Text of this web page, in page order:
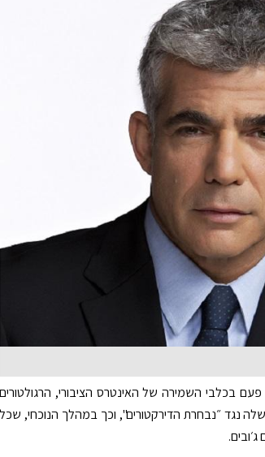
בכלבי השמירה של האינטרס הציבורי, הרגולטורים
נגד ״נבחרת הדירקטורים", וכך במהלך הנוכחי, שכל